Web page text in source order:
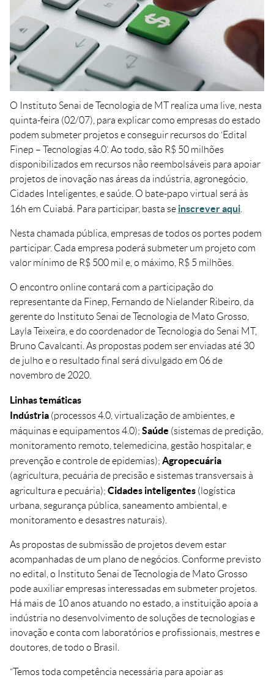
Agenda
Trabalhe Conosco
Portal do Fornecedor
Ouvidoria FIEMT
Certidões
Privacidade e Proteção
de Dados
Balanços Financeiros
Downloads
O Instituto Senai de Tecnologia de MT realiza uma live, nesta
quinta-feira (02/07), para explicar como empresas do estado
podem submeter projetos e conseguir recursos do ‘Edital
Finep – Tecnologias 4.0’. Ao todo, são R$ 50 milhões
disponibilizados em recursos não reembolsáveis para apoiar
projetos de inovação nas áreas da indústria, agronegócio,
Cidades Inteligentes, e saúde. O bate-papo virtual será às
16h em Cuiabá. Para participar, basta se inscrever aqui
Nesta chamada pública, empresas de todos os portes podem
participar. Cada empresa poderá submeter um projeto com
valor mínimo de R$ 500 mil e, o máximo, R$ 5 milhões.
O encontro online contará com a participação do
representante da Finep, Fernando de Nielander Ribeiro, da
gerente do Instituto Senai de Tecnologia de Mato Grosso,
Layla Teixeira, e do coordenador de Tecnologia do Senai MT,
Bruno Cavalcanti. As propostas podem ser enviadas até 30
de julho e o resultado final será divulgado em 06 de
novembro de 2020.
Linhas temáticas
Indústria (processos 4.0, virtualização de ambientes, e
máquinas e equipamentos 4.0); Saúde (sistemas de predição,
monitoramento remoto, telemedicina, gestão hospitalar, e
prevenção e controle de epidemias); Agropecuária
(agricultura, pecuária de precisão e sistemas transversais à
agricultura e pecuária); Cidades inteligentes (logística
urbana, segurança pública, saneamento ambiental, e
monitoramento e desastres naturais).
As propostas de submissão de projetos devem estar
acompanhadas de um plano de negócios. Conforme previsto
no edital, o Instituto Senai de Tecnologia de Mato Grosso
pode auxiliar empresas interessadas em submeter projetos.
Há mais de 10 anos atuando no estado, a instituição apoia a
indústria no desenvolvimento de soluções de tecnologias e
inovação e conta com laboratórios e profissionais, mestres e
doutores, de todo o Brasil.
“Temos toda competência necessária para apoiar as